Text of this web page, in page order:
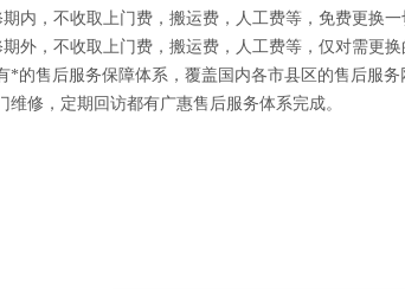
内，不收取上门费，搬运费，人工费等，免费更换
外，不收取上门费，搬运费，人工费等，仅对需更换
*的售后服务保障体系，覆盖国内各市县区的售后服
维修，定期回访都有广惠售后服务体系完成。